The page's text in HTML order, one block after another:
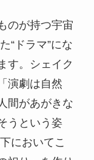
のが持つ宇宙
“ドラマ”にな
す。シェイク
演劇は自然
間があがきな
うという姿
においてこ